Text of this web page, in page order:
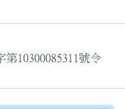
10300085311號令